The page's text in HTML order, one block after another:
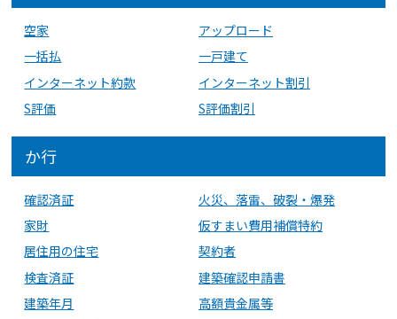
空家
アップロード
一括払
一戸建て
インターネット約款
インターネット割引
S評価
S評価割引
か行
確認済証
火災、落雷、破裂・爆発
家財
仮すまい費用補償特約
居住用の住宅
契約者
検査済証
建築確認申請書
建築年月
高額貴金属等